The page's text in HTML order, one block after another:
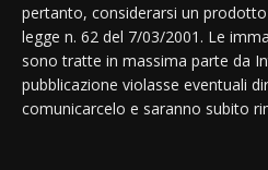
pertanto, considerarsi un
legge n. 62 del 7/03/2001. Le
sono tratte in massima parte da
pubblicazione violasse eventuali
comunicarcelo e saranno subito